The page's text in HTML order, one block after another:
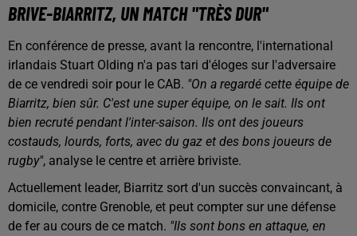
BRIVE-BIARRITZ, UN MATCH "TRÈS DUR"
En conférence de presse, avant la rencontre, l'international
irlandais Stuart Olding n'a pas tari d'éloges sur l'adversaire
de ce vendredi soir pour le CAB. "On a regardé cette équipe de
Biarritz, bien sûr. C'est une super équipe, on le sait. Ils ont
bien recruté pendant l'inter-saison. Ils ont des joueurs
costauds, lourds, forts, avec du gaz et des bons joueurs de
rugby", analyse le centre et arrière briviste.
Actuellement leader, Biarritz sort d'un succès convaincant, à
domicile, contre Grenoble, et peut compter sur une défense
de fer au cours de ce match. "Ils sont bons en attaque, en